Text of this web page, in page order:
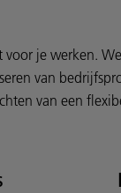
je werken.
van
van een